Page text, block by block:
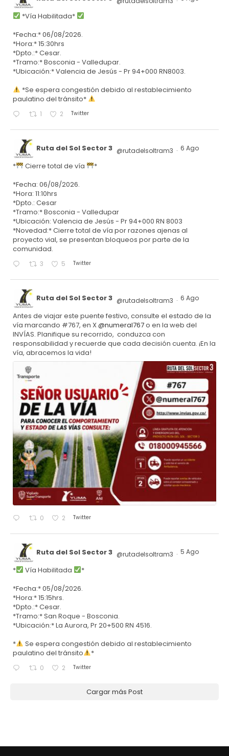
*Vía Habilitada*
*Fecha:* 06/08/2026.
*Hora:* 15:30hrs
*Dpto.:* Cesar.
*Tramo:* Bosconia - Valledupar.
*Ubicación:* Valencia de Jesús - Pr 94+000 RN8003.
*Se espera congestión debido al restablecimiento
paulatino del tránsito*
1 2 Twitter
Ruta del Sol Sector 3 @rutadelsoltram3 · 6 Ago
* Cierre total de vía
*
*Fecha: 06/08/2026.
*Hora: 11:10hrs
*Dpto.: Cesar
*Tramo:* Bosconia - Valledupar
*Ubicación: Valencia de Jesús - Pr 94+000 RN 8003
*Novedad:* Cierre total de vía por razones ajenas al
proyecto vial, se presentan bloqueos por parte de la
comunidad.
3 5 Twitter
Ruta del Sol Sector 3 @rutadelsoltram3 · 6 Ago
Antes de viajar este puente festivo, consulte el estado de la
vía marcando #767, en X@numeral767o en la web del
INVÍAS. Planifique su recorrido, conduzca con
responsabilidad y recuerde que cada decisión cuenta. ¡En la
vía, abracemos la vida!
0 2 Twitter
Ruta del Sol Sector 3 @rutadelsoltram3 · 5 Ago
* Vía Habilitada
*
*Fecha:* 05/08/2026.
*Hora:* 15:15hrs.
*Dpto.:* Cesar.
*Tramo:* San Roque - Bosconia.
*Ubicación:* La Aurora, Pr 20+500 RN 4516.
*
Se espera congestión debido al restablecimiento
paulatino del tránsito
*
0 2 Twitter
Cargar más Post